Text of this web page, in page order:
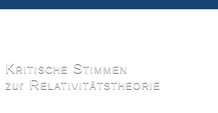
Kritische Stimmen
zur Relativitätstheorie